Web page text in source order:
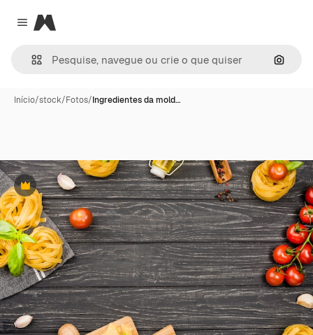
Close menu
Magnific
Início/stock/Fotos/Ingredientes da mold…
Premium